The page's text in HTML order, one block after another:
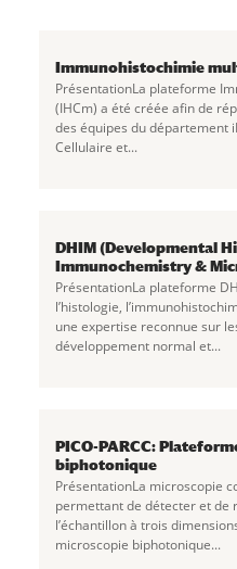
Immunohistochimie
PrésentationLa plateforme
(IHCm) a été créée afin de
des équipes du département
Cellulaire et...
DHIM (Developmental
Immunochemistry &
PrésentationLa plateforme
l’histologie,
une expertise reconnue sur
développement normal et...
PICO-PARCC:
biphotonique
PrésentationLa microscopie
permettant de détecter et de
l’échantillon à trois
microscopie biphotonique...